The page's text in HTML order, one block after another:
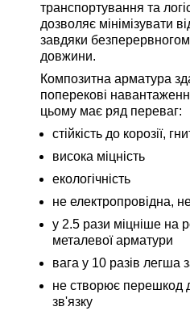
транспортування та
дозволяє мінімізувати
завдяки
довжини.
Композитна арматура
поперекові
цьому має ряд переваг:
стійкість до корозії,
висока міцність
екологічність
не електропровідна,
у 2.5 рази міцніше на
металевої арматури
вага у 10 разів легша
не створює перешкод
зв'язку